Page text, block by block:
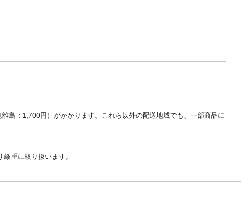
島：1,700円）がかかります。これら以外の配送地域でも、一部商品に
重に取り扱います。